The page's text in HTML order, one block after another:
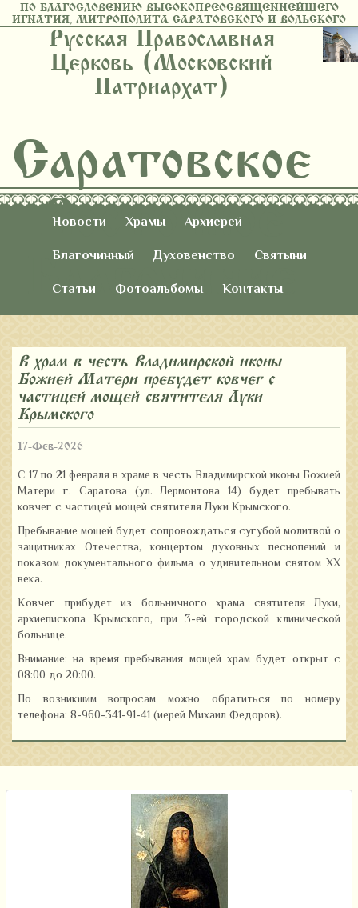
ПО БЛАГОСЛОВЕНИЮ ВЫСОКОПРЕОСВЯЩЕННЕЙШЕГО
ИГНАТИЯ, МИТРОПОЛИТА САРАТОВСКОГО И ВОЛЬСКОГО
Русская Православная
Церковь (Московский
Патриархат)
Саратовское
Восточное
Благочиние
Новости Храмы
Архиерей
Благочинный
Духовенство
Святыни
Статьи
Фотоальбомы Контакты
В храм в честь Владимирской иконы
Божией Матери пребудет ковчег с
частицей мощей святителя Луки
Крымского
17-Фев-2026
С 17 по 21 февраля в храме в честь Владимирской иконы Божией
Матери г. Саратова (ул. Лермонтова 14) будет пребывать
ковчег с частицей мощей святителя Луки Крымского.
Пребывание мощей будет сопровождаться сугубой молитвой о
защитниках Отечества, концертом духовных песнопений и
показом документального фильма о удивительном святом XX
века.
Ковчег прибудет из больничного храма святителя Луки,
архиепископа Крымского, при 3-ей городской клинической
больнице.
Внимание: на время пребывания мощей храм будет открыт с
08:00 до 20:00.
По возникшим вопросам можно обратиться по номеру
телефона: 8-960-341-91-41 (иерей Михаил Федоров).